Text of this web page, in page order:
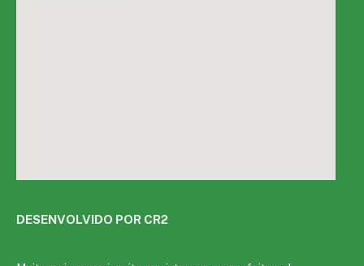
DESENVOLVIDO POR CR2